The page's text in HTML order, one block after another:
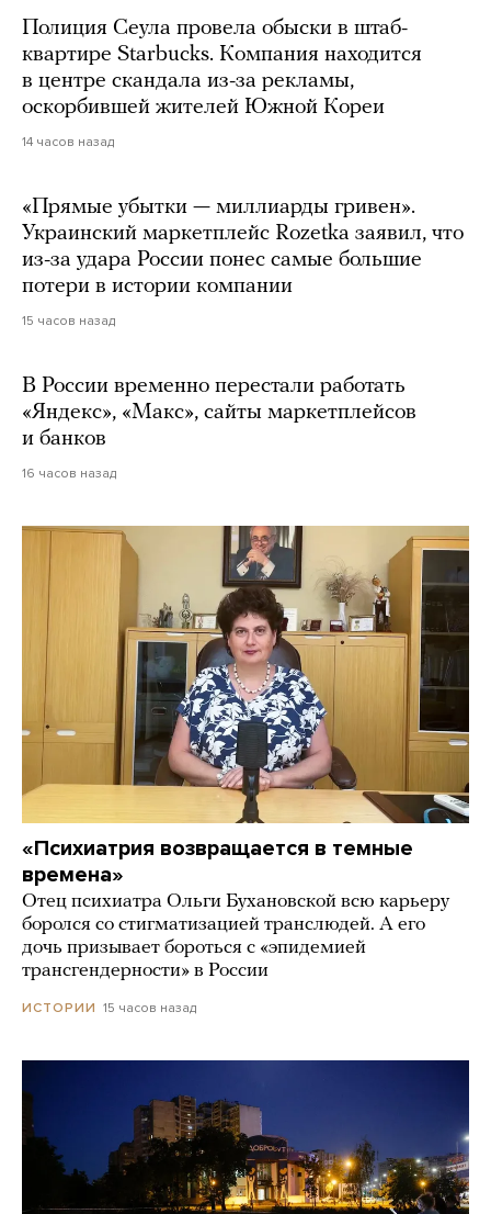
Полиция Сеула провела обыски в штаб-
квартире Starbucks. Компания находится
в центре скандала из-за рекламы,
оскорбившей жителей Южной Кореи
14 часов назад
«Прямые убытки — миллиарды гривен».
Украинский маркетплейс Rozetka заявил, что
из-за удара России понес самые большие
потери в истории компании
15 часов назад
В России временно перестали работать
«Яндекс», «Макс», сайты маркетплейсов
и банков
16 часов назад
«Психиатрия возвращается в темные
времена»
Отец психиатра Ольги Бухановской всю карьеру
боролся со стигматизацией транслюдей. А его
дочь призывает бороться с «эпидемией
трансгендерности» в России
ИСТОРИИ 15 часов назад